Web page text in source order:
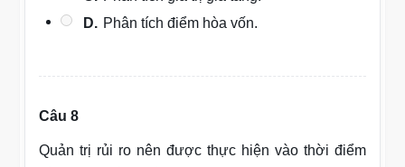
D. Phân tích điểm hòa vốn.
Câu 8
Quản trị rủi ro nên được thực hiện vào thời điểm